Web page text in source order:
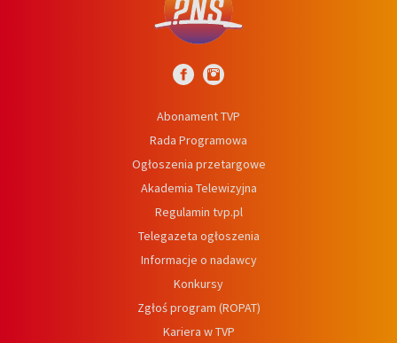
Abonament TVP
Rada Programowa
Ogłoszenia przetargowe
Akademia Telewizyjna
Regulamin tvp.pl
Telegazeta ogłoszenia
Informacje o nadawcy
Konkursy
Zgłoś program (ROPAT)
Kariera w TVP